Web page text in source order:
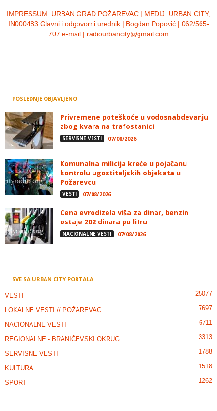
IMPRESSUM: URBAN GRAD POŽAREVAC | MEDIJ: URBAN CITY,
IN000483 Glavni i odgovorni urednik | Bogdan Popović | 062/565-
707 e-mail | radiourbancity@gmail.com
POSLEDNJE OBJAVLJENO
Privremene poteškoće u vodosnabdevanju
zbog kvara na trafostanici
SERVISNE VESTI 07/08/2026
Komunalna milicija kreće u pojačanu
kontrolu ugostiteljskih objekata u
Požarevcu
VESTI 07/08/2026
Cena evrodizela viša za dinar, benzin
ostaje 202 dinara po litru
NACIONALNE VESTI 07/08/2026
SVE SA URBAN CITY PORTALA
VESTI 25077
LOKALNE VESTI // POŽAREVAC 7697
NACIONALNE VESTI 6711
REGIONALNE - BRANIČEVSKI OKRUG 3313
SERVISNE VESTI 1788
KULTURA 1518
SPORT 1262